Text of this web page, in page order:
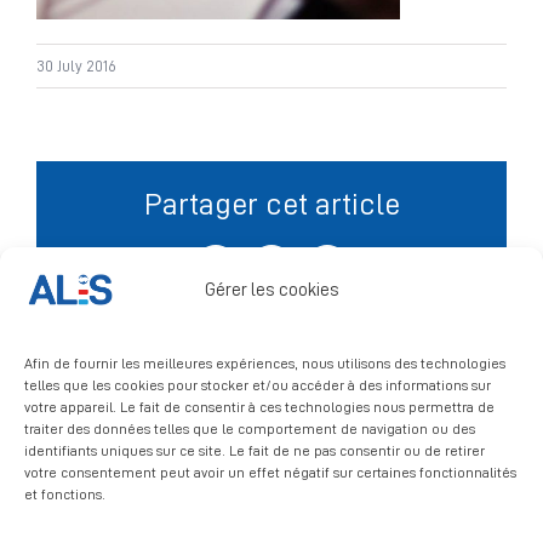
Gérer les cookies
Afin de fournir les meilleures expériences, nous utilisons des technologies
telles que les cookies pour stocker et/ou accéder à des informations sur
votre appareil. Le fait de consentir à ces technologies nous permettra de
traiter des données telles que le comportement de navigation ou des
identifiants uniques sur ce site. Le fait de ne pas consentir ou de retirer
votre consentement peut avoir un effet négatif sur certaines fonctionnalités
et fonctions.
Signalement
30 July 2016
Partager cet article